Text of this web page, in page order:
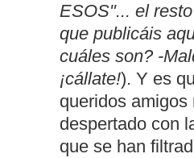
ESOS"... el
que publicáis
cuáles son? -
¡cállate!). Y es
queridos amigos
despertado con
que se han